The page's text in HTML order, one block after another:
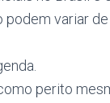
podem variar
perito